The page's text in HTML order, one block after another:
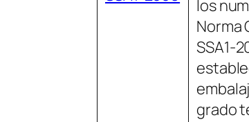
los
Norma
SSA1-
grado